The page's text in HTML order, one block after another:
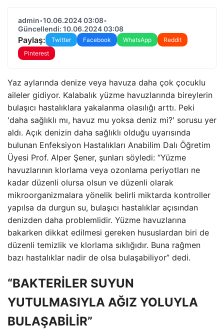
admin•10.06.2024 03:08•
Güncellendi: 10.06.2024 03:08
Paylaş: Twitter Facebook WhatsApp
Reddit
Pinterest
Yaz aylarında denize veya havuza daha çok çocuklu
aileler gidiyor. Kalabalık yüzme havuzlarında bireylerin
bulaşıcı hastalıklara yakalanma olasılığı arttı. Peki
'daha sağlıklı mı, havuz mu yoksa deniz mi?' sorusu yer
aldı. Açık denizin daha sağlıklı olduğu uyarısında
bulunan Enfeksiyon Hastalıkları Anabilim Dalı Öğretim
Üyesi Prof. Alper Şener, şunları söyledi: “Yüzme
havuzlarının klorlama veya ozonlama periyotları ne
kadar düzenli olursa olsun ve düzenli olarak
mikroorganizmalara yönelik belirli miktarda kontroller
yapılsa da durgun su, bulaşıcı hastalıklar açısından
denizden daha problemlidir. Yüzme havuzlarına
bakarken dikkat edilmesi gereken hususlardan biri de
düzenli temizlik ve klorlama sıklığıdır. Buna rağmen
bazı hastalıklar nadir de olsa bulaşabiliyor” dedi.
“BAKTERİLER SUYUN
YUTULMASIYLA AĞIZ YOLUYLA
BULAŞABİLİR”